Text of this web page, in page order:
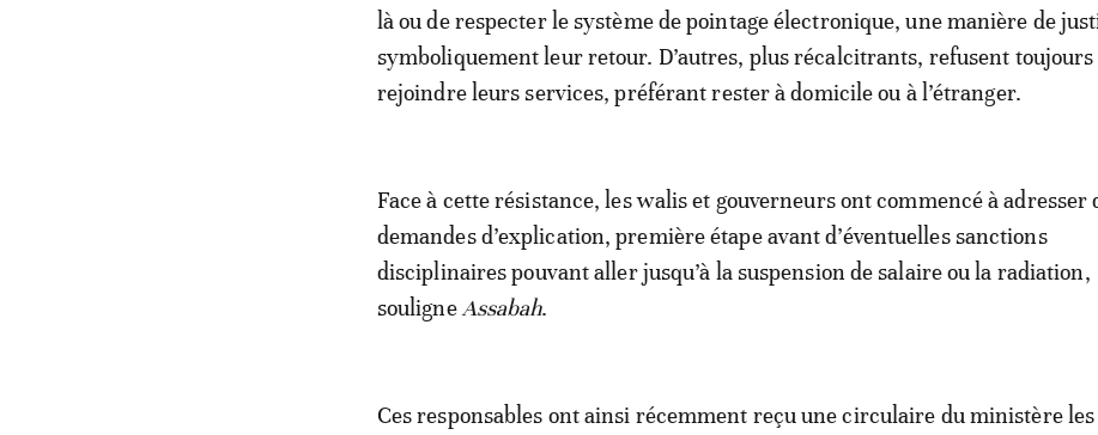
là ou de respecter le système de pointage électronique, une manière de
symboliquement leur retour. D’autres, plus récalcitrants, refusent toujours
rejoindre leurs services, préférant rester à domicile ou à l’étranger.
Face à cette résistance, les walis et gouverneurs ont commencé à adresser
demandes d’explication, première étape avant d’éventuelles sanctions
disciplinaires pouvant aller jusqu’à la suspension de salaire ou la radiation,
souligne Assabah.
Ces responsables ont ainsi récemment reçu une circulaire du ministère les